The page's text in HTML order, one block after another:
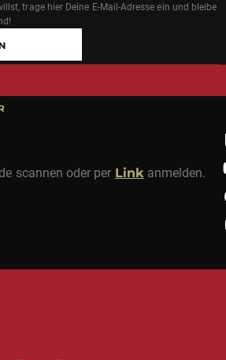
trage hier Deine E-Mail-Adresse ein und bleibe
scannen oder per Link anmelden.